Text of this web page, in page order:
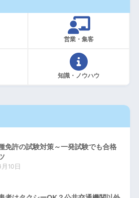
営業・集客
知識・ノウハウ
免許の試験対策～一発試験でも合格
10日